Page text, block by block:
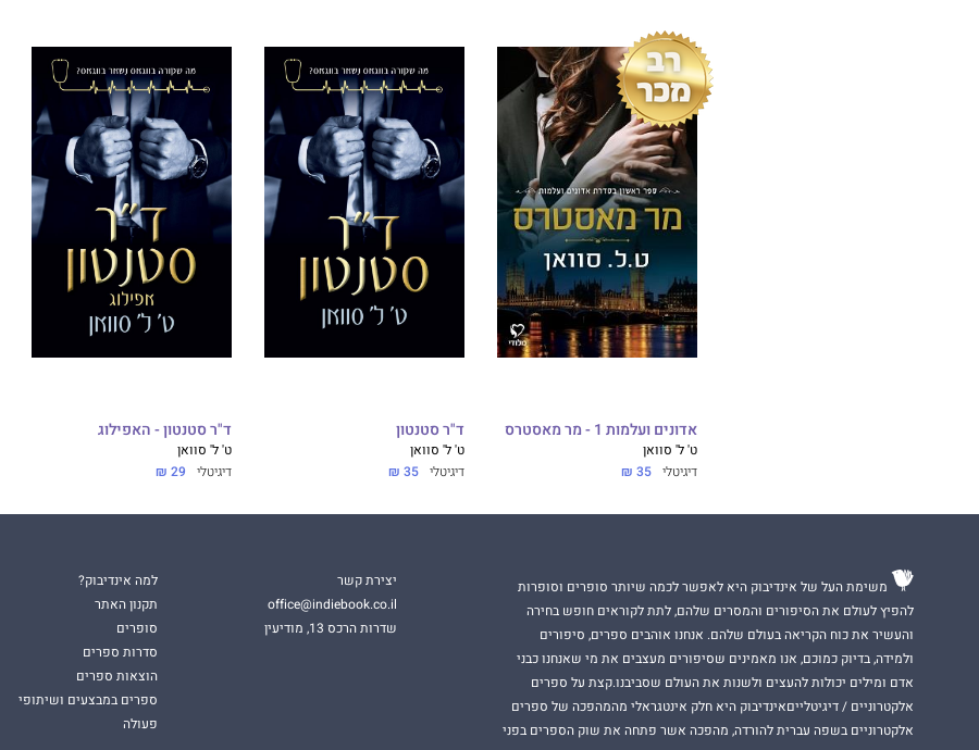
אדונים ועלמות 1 - מר מאסטרס
ט' ל' סוואן
דיגיטלי 35 ₪
ד"ר סטנטון
ט' ל' סוואן
דיגיטלי 35 ₪
ד"ר סטנטון - האפילוג
ט' ל' סוואן
דיגיטלי 29 ₪
משימת העל של אינדיבוק היא לאפשר לכמה שיותר סופרים וסופרות
להפיץ לעולם את הסיפורים והמסרים שלהם, לתת לקוראים חופש בחירה
והעשיר את כוח הקריאה בעולם שלהם. אנחנו אוהבים ספרים, סיפורים
ולמידה, בדיוק כמוכם, אנו מאמינים שסיפורים מעצבים את מי שאנחנו כבני
אדם ומילים יכולות להעצים ולשנות את העולם שסביבנו.קצת על ספרים
אלקטרוניים / דיגיטלייםאינדיבוק היא חלק אינטגראלי מהמהפכה של ספרים
אלקטרוניים בשפה עברית להורדה, מהפכה אשר פתחה את שוק הספרים בפני
יצירת קשר
office@indiebook.co.il
שדרות הרכס 13, מודיעין
למה אינדיבוק?
תקנון האתר
סופרים
סדרות ספרים
הוצאות ספרים
ספרים במבצעים ושיתופי
פעולה